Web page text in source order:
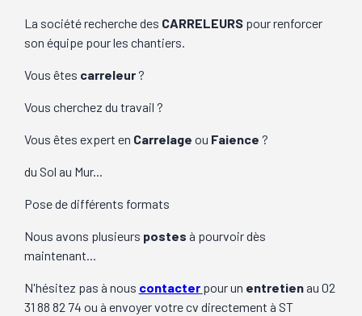
La société recherche des CARRELEURSpour renforcer
son équipe pour les chantiers.
Vous êtes carreleur?
Vous cherchez du travail ?
Vous êtes expert en Carrelage ou Faience ?
du Sol au Mur...
Pose de différents formats
Nous avons plusieurs postes à pourvoir dès
maintenant...
N'hésitez pas à nous contacter pour un entretienau 02
31 88 82 74 ou à envoyer votre cv directement à ST